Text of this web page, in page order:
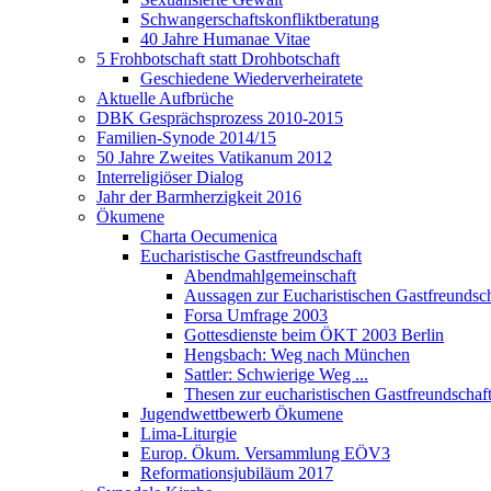
Schwangerschaftskonfliktberatung
40 Jahre Humanae Vitae
5 Frohbotschaft statt Drohbotschaft
Geschiedene Wiederverheiratete
Aktuelle Aufbrüche
DBK Gesprächsprozess 2010-2015
Familien-Synode 2014/15
50 Jahre Zweites Vatikanum 2012
Interreligiöser Dialog
Jahr der Barmherzigkeit 2016
Ökumene
Charta Oecumenica
Eucharistische Gastfreundschaft
Abendmahlgemeinschaft
Aussagen zur Eucharistischen
Forsa Umfrage 2003
Gottesdienste beim ÖKT 2003 Berlin
Hengsbach: Weg nach München
Sattler: Schwierige Weg ...
Thesen zur eucharistischen Gastfreundschaft
Jugendwettbewerb Ökumene
Lima-Liturgie
Europ. Ökum. Versammlung EÖV3
Reformationsjubiläum 2017